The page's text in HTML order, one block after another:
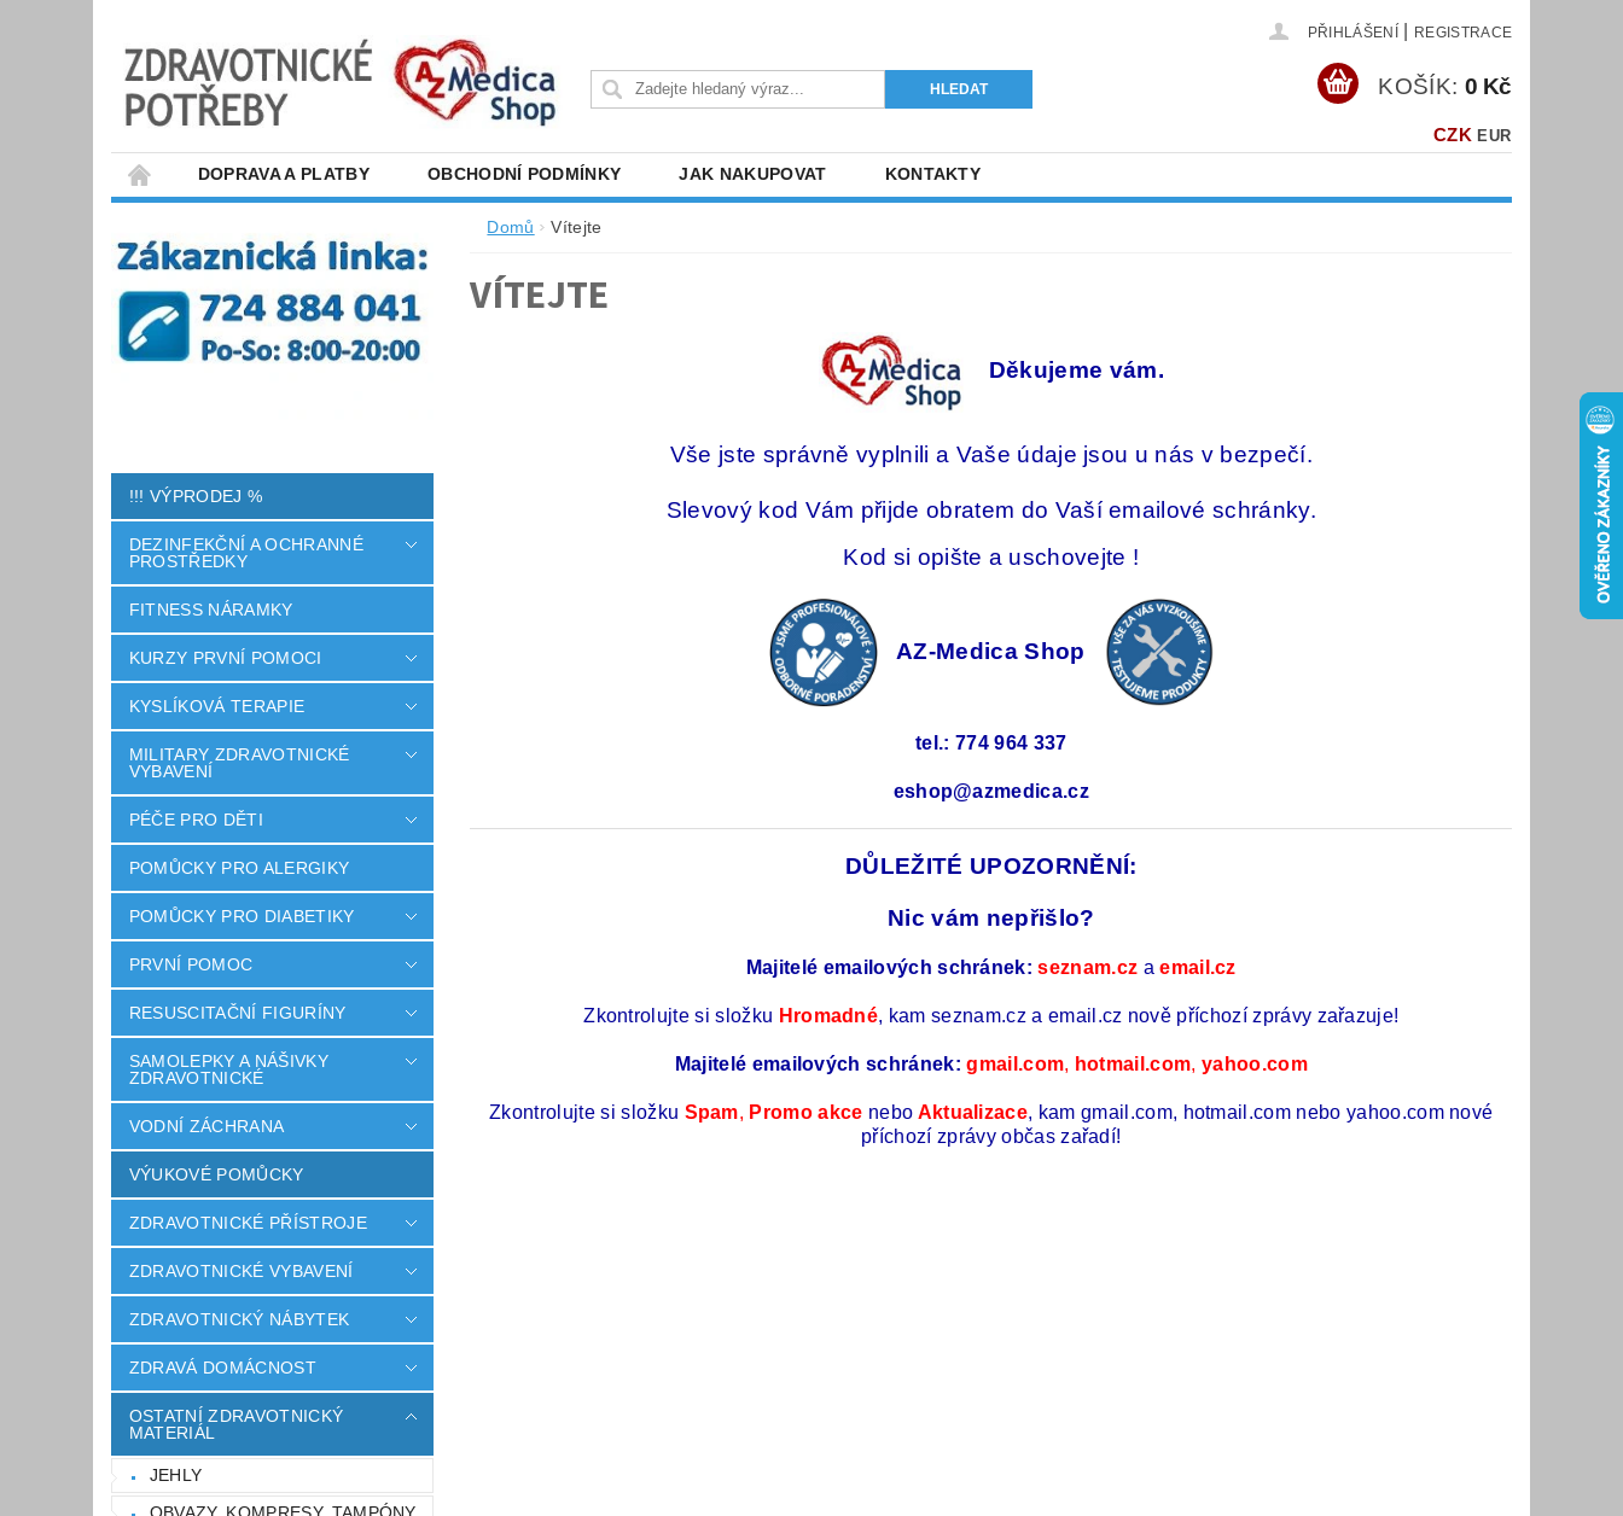
PŘIHLÁŠENÍ REGISTRACE
CZK EUR
KOŠÍK: 0 Kč
DOPRAVA A PLATBY OBCHODNÍ PODMÍNKY JAK NAKUPOVAT KONTAKTY
!!! VÝPRODEJ %
DEZINFEKČNÍ A OCHRANNÉ
PROSTŘEDKY
FITNESS NÁRAMKY
KURZY PRVNÍ POMOCI
KYSLÍKOVÁ TERAPIE
MILITARY ZDRAVOTNICKÉ
VYBAVENÍ
PÉČE PRO DĚTI
POMŮCKY PRO ALERGIKY
POMŮCKY PRO DIABETIKY
PRVNÍ POMOC
RESUSCITAČNÍ FIGURÍNY
SAMOLEPKY A NÁŠIVKY
ZDRAVOTNICKÉ
VODNÍ ZÁCHRANA
VÝUKOVÉ POMŮCKY
ZDRAVOTNICKÉ PŘÍSTROJE
ZDRAVOTNICKÉ VYBAVENÍ
ZDRAVOTNICKÝ NÁBYTEK
ZDRAVÁ DOMÁCNOST
OSTATNÍ ZDRAVOTNICKÝ
MATERIÁL
JEHLY
Domů Vítejte
VÍTEJTE
Děkujeme vám.
Vše jste správně vyplnili a Vaše údaje jsou u nás v bezpečí.
Slevový kod Vám přijde obratem do Vaší emailové schránky.
Kod si opište a uschovejte !
AZ-Medica Shop
tel.: 774 964 337
eshop@azmedica.cz
DŮLEŽITÉ UPOZORNĚNÍ:
Nic vám nepřišlo?
Majitelé emailových schránek: seznam.cz aemail.cz
Zkontrolujte si složku Hromadné, kam seznam.cz a email.cz nově příchozí zprávy zařazuje!
Majitelé emailových schránek: gmail.com, hotmail.com, yahoo.com
Zkontrolujte si složku Spam, Promo akce nebo Aktualizace, kam gmail.com, hotmail.com nebo yahoo.com nové
příchozí zprávy občas zařadí!